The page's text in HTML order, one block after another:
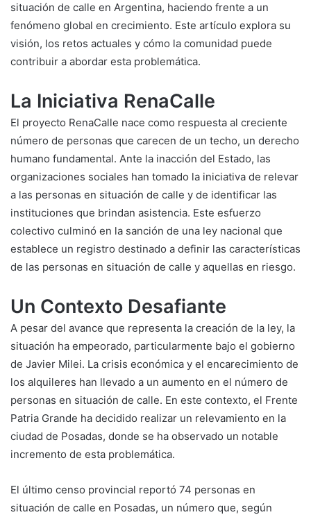
situación de calle en Argentina, haciendo frente a un
fenómeno global en crecimiento. Este artículo explora su
visión, los retos actuales y cómo la comunidad puede
contribuir a abordar esta problemática.
La Iniciativa RenaCalle
El proyecto RenaCalle nace como respuesta al creciente
número de personas que carecen de un techo, un derecho
humano fundamental. Ante la inacción del Estado, las
organizaciones sociales han tomado la iniciativa de relevar
a las personas en situación de calle y de identificar las
instituciones que brindan asistencia. Este esfuerzo
colectivo culminó en la sanción de una ley nacional que
establece un registro destinado a definir las características
de las personas en situación de calle y aquellas en riesgo.
Un Contexto Desafiante
A pesar del avance que representa la creación de la ley, la
situación ha empeorado, particularmente bajo el gobierno
de Javier Milei. La crisis económica y el encarecimiento de
los alquileres han llevado a un aumento en el número de
personas en situación de calle. En este contexto, el Frente
Patria Grande ha decidido realizar un relevamiento en la
ciudad de Posadas, donde se ha observado un notable
incremento de esta problemática.
El último censo provincial reportó 74 personas en
situación de calle en Posadas, un número que, según